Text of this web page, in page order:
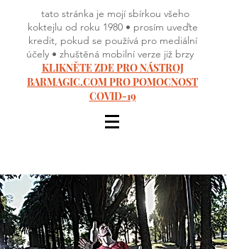
tato stránka je mojí sbírkou všeho
koktejlu od roku 1980 • prosím uveďte
kredit, pokud se používá pro mediální
účely • zhuštěná mobilní verze již brzy
KLIKNĚTE ZDE PRO NÁSTROJ
BARMAGIC.COM PRO POMOCNOST
COVID-19